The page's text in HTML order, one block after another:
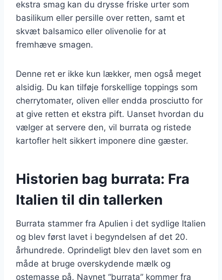
ekstra smag kan du drysse friske urter som
basilikum eller persille over retten, samt et
skvæt balsamico eller olivenolie for at
fremhæve smagen.
Denne ret er ikke kun lækker, men også meget
alsidig. Du kan tilføje forskellige toppings som
cherrytomater, oliven eller endda prosciutto for
at give retten et ekstra pift. Uanset hvordan du
vælger at servere den, vil burrata og ristede
kartofler helt sikkert imponere dine gæster.
Historien bag burrata: Fra
Italien til din tallerken
Burrata stammer fra Apulien i det sydlige Italien
og blev først lavet i begyndelsen af det 20.
århundrede. Oprindeligt blev den lavet som en
måde at bruge overskydende mælk og
ostemasse på. Navnet “burrata” kommer fra